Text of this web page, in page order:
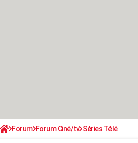
Forum Forum Ciné/tv Séries Télé